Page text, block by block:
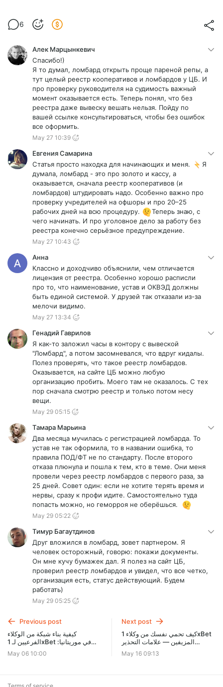
6
Алек Марцынкевич
Спасибо!)
Я то думал, ломбард открыть проще пареной репы, а
тут целый реестр кооперативов и ломбардов у ЦБ. И
про проверку руководителя на судимость важный
момент оказывается есть. Теперь понял, что без
реестра даже вывеску вешать нельзя. Пойду по
вашей ссылке консультироваться, чтобы без ошибок
все оформить.
May 27 10:39
Евгения Самарина
Статья просто находка для начинающих и меня.
Я
думала, ломбард - это про золото и кассу, а
оказывается, сначала реестр кооперативов (и
ломбардов) штудировать надо. Особенно важно про
проверку учредителей на офшоры и про 20–25
рабочих дней на всю процедуру.
Теперь знаю, с
чего начинать. И про уголовное дело за работу без
реестра конечно серьёзное предупреждение.
May 27 10:43
Анна
Классно и доходчиво объяснили, чем отличается
лицензия от реестра. Особенно хорошо расписли
про то, что наименование, устав и ОКВЭД должны
быть единой системой. У друзей так отказали из-за
мелочи видимо.
May 27 13:34
Генадий Гаврилов
Я как-то заложил часы в контору с вывеской
"Ломбард", а потом засомневался, что вдруг кидалы.
Полез проверять, что такое реестр ломбардов.
Оказывается, на сайте ЦБ можно любую
организацию пробить. Моего там не оказалось. С тех
пор сначала смотрю реестр и только потом несу
вещи.
May 29 05:15
Тамара Марьина
Два месяца мучилась с регистрацией ломбарда. То
устав не так оформила, то в названии ошибка, то
правила ПОД/ФТ не по стандарту. После второго
отказа плюнула и пошла к тем, кто в теме. Они меня
провели через реестр ломбардов с первого раза, за
25 дней. Совет один: если не хотите терять время и
нервы, сразу к профи идите. Самостоятельно туда
попасть можно, но геморроя не оберёшься.
May 29 05:22
Тимур Багаутдинов
Друг вложился в ломбард, зовет партнером. Я
человек осторожный, говорю: покажи документы.
Он мне кучу бумажек дал. Я полез на сайт ЦБ,
проверил реестр ломбардов и увидел, что все четко,
организация есть, статус действующий. Будем
работать)
May 29 05:25
Previous post
كيفية بناء شبكة من الوكلاء
الفرعيين لـ 1xBet في موريتانيا:
استراتيجية، توظيف ودخل سلبي
May 06 10:00
Next post
كيف تحمي نفسك من وكلاء 1xBet
المزيفين — علامات التحذير
والخطوات الآمنة
May 16 09:13